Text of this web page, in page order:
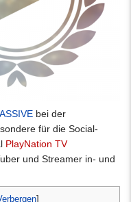
bei der
für die Social-
PlayNation TV
und Streamer in- und
]